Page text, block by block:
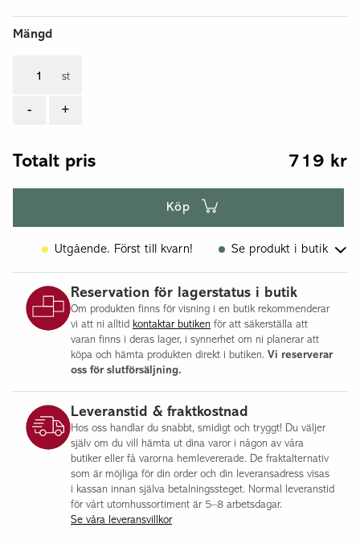
Mängd
st
- +
Totalt pris 719 kr
Köp
Utgående. Först till kvarn! Se produkt i butik
Göteborg
Halmstad
Upplands Väsby
Norsborg
Reservation för lagerstatus i butik
Om produkten finns för visning i en butik rekommenderar
vi att ni alltid kontaktar butiken för att säkerställa att
varan finns i deras lager, i synnerhet om ni planerar att
köpa och hämta produkten direkt i butiken. Vi reserverar
oss för slutförsäljning.
Leveranstid & fraktkostnad
Hos oss handlar du snabbt, smidigt och tryggt! Du väljer
själv om du vill hämta ut dina varor i någon av våra
butiker eller få varorna hemlevererade. De fraktalternativ
som är möjliga för din order och din leveransadress visas
i kassan innan själva betalningssteget. Normal leveranstid
för vårt utomhussortiment är 5–8 arbetsdagar.
Se våra leveransvillkor